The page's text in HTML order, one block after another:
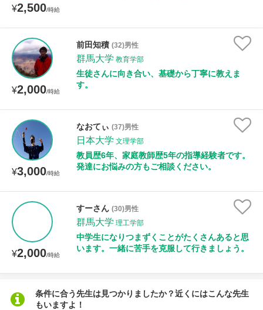
¥2,500/時給
¥2,000/時給
前田知積 (32)男性
群馬大学 教育学部
生徒さんに向き合い、基礎から丁寧に教えま
す。
¥3,000/時給
なおてぃ (37)男性
日本大学 文理学部
教員歴6年、家庭教師歴5年の指導経験者です。
発達にお悩みの方もご相談ください。
¥2,000/時給
すーさん (30)男性
群馬大学 理工学部
中学生になりつまずくことがたくさんあると思
います。一緒に苦手を克服して行きましょう。
条件に合う先生は見つかりましたか？近くにはこんな先生
もいますよ！
所属大学
距離：15km以内
年齢：18-101歳
性別